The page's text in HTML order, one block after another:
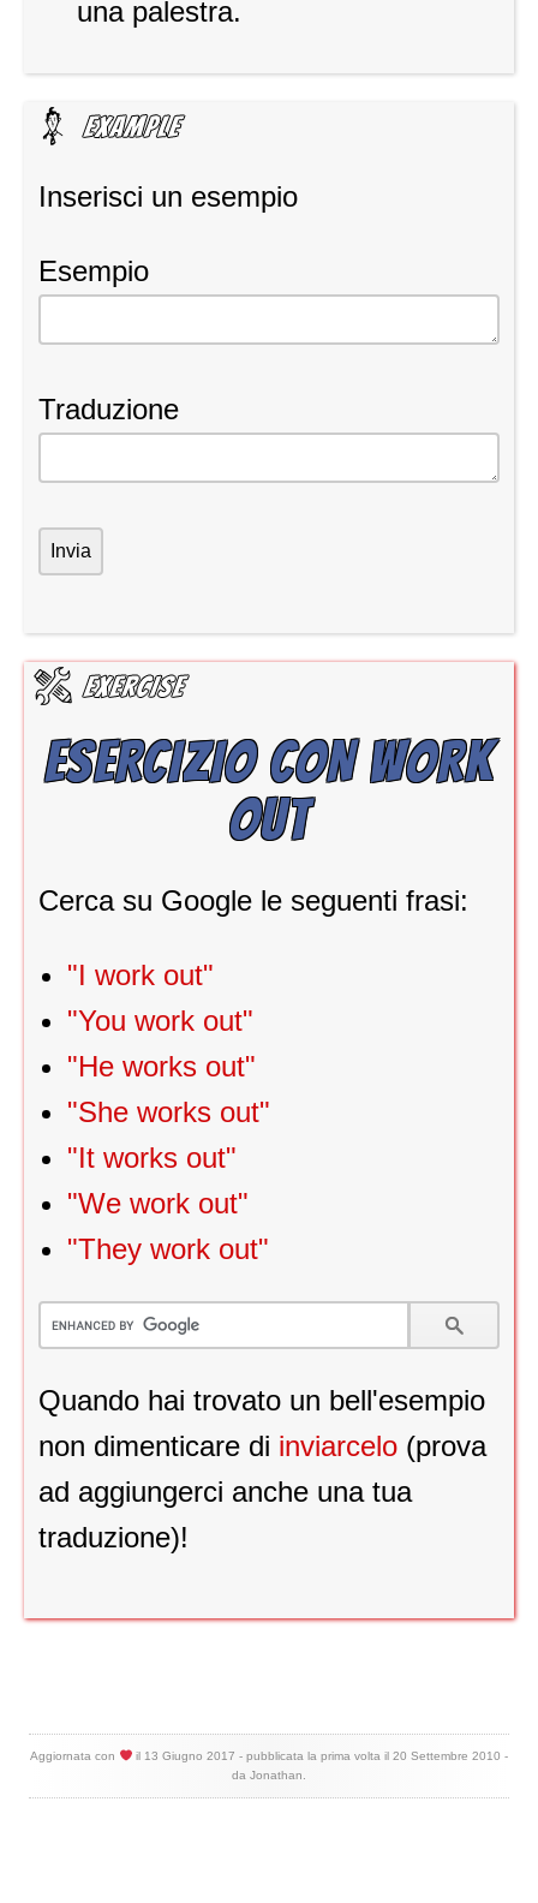
una palestra.
Inserisci un esempio
Esempio
Traduzione
ESERCIZIO CON WORK
OUT
Cerca su Google le seguenti frasi:
"I work out"
"You work out"
"He works out"
"She works out"
"It works out"
"We work out"
"They work out"
Quando hai trovato un bell'esempio
non dimenticare di inviarcelo (prova
ad aggiungerci anche una tua
traduzione)!
Aggiornata con il 13 Giugno 2017 - pubblicata la prima volta il20 Settembre 2010 -
da Jonathan